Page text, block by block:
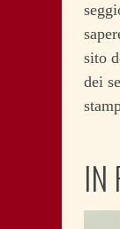
sito
dei
IN